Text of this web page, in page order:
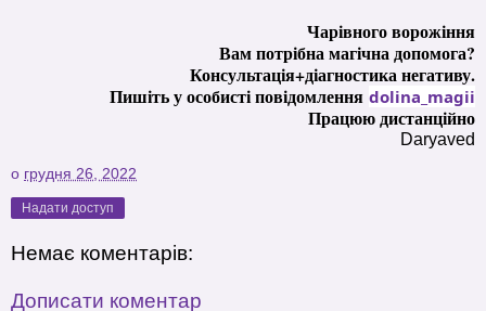
Чарівного ворожіння
Вам потрібна магічна допомога?
Консультація+діагностика негативу.
Пишіть у особисті повідомлення dolina_magii
Працюю дистанційно
Daryaved
о грудня 26, 2022
Надати доступ
Немає коментарів:
Дописати коментар